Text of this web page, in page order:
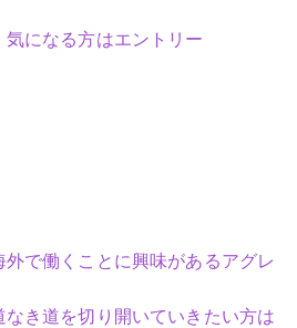
になる方はエントリー
で働くことに興味があるアグレ
き道を切り開いていきたい方は